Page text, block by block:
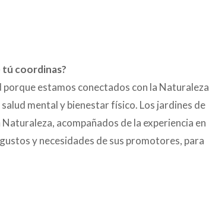
tú coordinas?
estamos conectados con la Naturaleza
mental y bienestar físico. Los jardines de
acompañados de la experiencia en
y necesidades de sus promotores, para